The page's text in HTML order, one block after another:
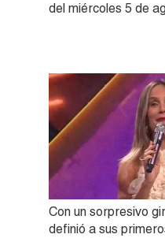
del miércoles 5 de
Con un sorpresivo
definió a sus